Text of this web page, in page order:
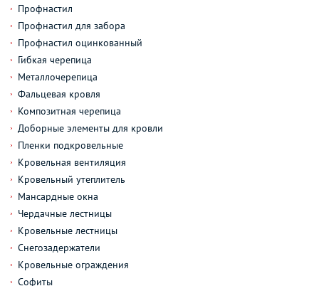
Профнастил
Профнастил для забора
Профнастил оцинкованный
Гибкая черепица
Металлочерепица
Фальцевая кровля
Композитная черепица
Доборные элементы для кровли
Пленки подкровельные
Кровельная вентиляция
Кровельный утеплитель
Мансардные окна
Чердачные лестницы
Кровельные лестницы
Снегозадержатели
Кровельные ограждения
Софиты